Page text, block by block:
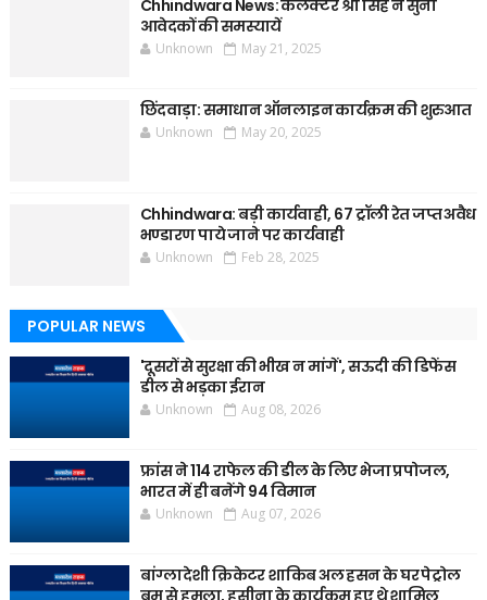
Chhindwara News: कलेक्टर श्री सिंह ने सुनी
आवेदकों की समस्यायें
Unknown May 21, 2025
छिंदवाड़ा: समाधान ऑनलाइन कार्यक्रम की शुरुआत
Unknown May 20, 2025
Chhindwara: बड़ी कार्यवाही, 67 ट्रॉली रेत जप्त अवैध
भण्डारण पाये जाने पर कार्यवाही
Unknown Feb 28, 2025
POPULAR NEWS
'दूसरों से सुरक्षा की भीख न मांगें', सऊदी की डिफेंस
डील से भड़का ईरान
Unknown Aug 08, 2026
फ्रांस ने 114 राफेल की डील के लिए भेजा प्रपोजल,
भारत में ही बनेंगे 94 विमान
Unknown Aug 07, 2026
बांग्लादेशी क्रिकेटर शाकिब अल हसन के घर पेट्रोल